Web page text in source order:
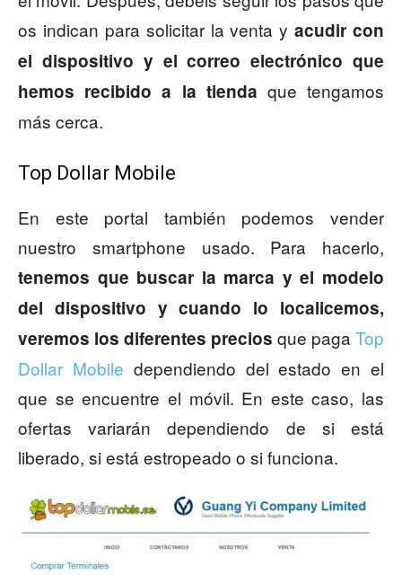
os indican para solicitar la venta yacudir con
el dispositivo y el correo electrónico que
hemos recibido a la tienda que tengamos
más cerca.
Top Dollar Mobile
En este portal también podemos vender
nuestro smartphone usado. Para hacerlo,
tenemos que buscar la marca y el modelo
del dispositivo y cuando lo localicemos,
veremos los diferentes precios que paga Top
Dollar Mobile dependiendo del estado en el
que se encuentre el móvil. En este caso, las
ofertas variarán dependiendo de si está
liberado, si está estropeado o si funciona.